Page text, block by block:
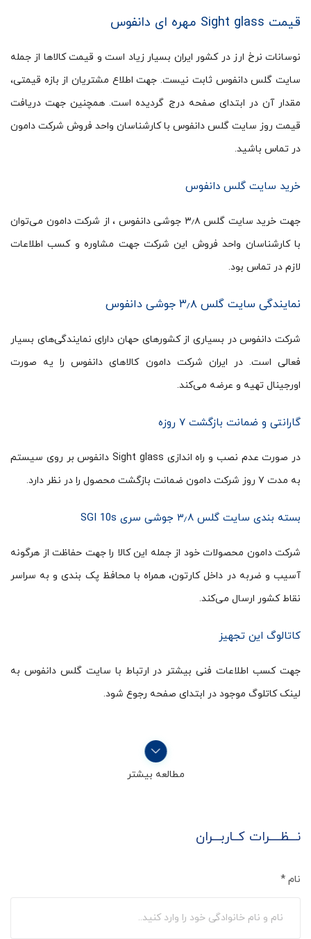
قیمت Sight glass مهره ای دانفوس
نوسانات نرخ ارز در کشور ایران بسیار زیاد است و قیمت کالاها از جمله
سایت گلس دانفوس ثابت نیست. جهت اطلاع مشتریان از بازه قیمتی،
مقدار آن در ابتدای صفحه درج گردیده است. همچنین جهت دریافت
قیمت روز سایت گلس دانفوس با کارشناسان واحد فروش شرکت دامون
در تماس باشید.
خرید سایت گلس دانفوس
جهت خرید سایت گلس ۳٫۸ جوشی دانفوس ، از شرکت دامون می‌توان
با کارشناسان واحد فروش این شرکت جهت مشاوره و کسب اطلاعات
لازم در تماس بود.
نمایندگی سایت گلس ۳٫۸ جوشی دانفوس
شرکت دانفوس در بسیاری از کشورهای حهان دارای نمایندگی‌های بسیار
فعالی است. در ایران شرکت دامون کالاهای دانفوس را یه صورت
اورجینال تهیه و عرضه می‌کند.
گارانتی و ضمانت بازگشت ۷ روزه
در صورت عدم نصب و راه اندازی Sight glass دانفوس بر روی سیستم
به مدت ۷ روز شرکت دامون ضمانت بازگشت محصول را در نظر دارد.
بسته بندی سایت گلس ۳٫۸ جوشی سری SGI 10s
شرکت دامون محصولات خود از جمله این کالا را جهت حفاظت از هرگونه
آسیب و ضربه در داخل کارتون، همراه با محافظ پک بندی و به سراسر
نقاط کشور ارسال می‌کند.
کاتالوگ این تجهیز
جهت کسب اطلاعات فنی بیشتر در ارتباط با سایت گلس دانفوس به
لینک کاتلوگ موجود در ابتدای صفحه رجوع شود.
مطالعه بیشتر
نـــظــــرات کــاربـــران
نام *